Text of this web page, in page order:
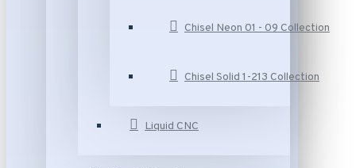
Chisel Neon 01 - 09 Collection
Chisel Solid 1-213 Collection
Liquid CNC